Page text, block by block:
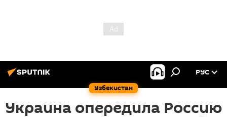
Узбекистан
РУС
Украина опередила Россию